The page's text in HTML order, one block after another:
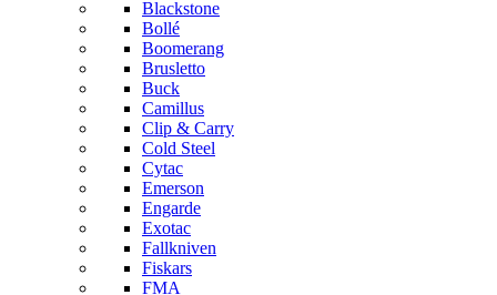
Blackstone
Bollé
Boomerang
Brusletto
Buck
Camillus
Clip & Carry
Cold Steel
Cytac
Emerson
Engarde
Exotac
Fallkniven
Fiskars
FMA